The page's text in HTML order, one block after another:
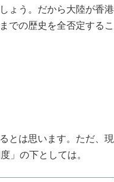
ょう。だから大陸が香港
での歴史を全否定するこ
とは思います。ただ、現
」の下としては。